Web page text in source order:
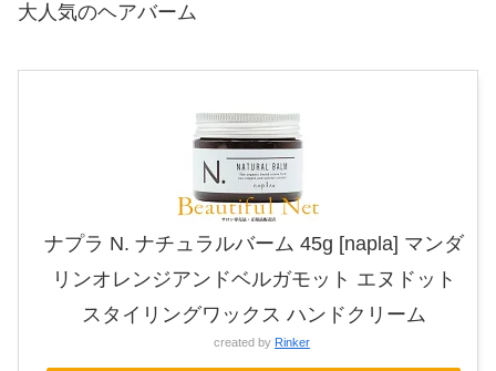
大人気のヘアバーム
ナプラ N. ナチュラルバーム 45g [napla] マンダ
リンオレンジアンドベルガモット エヌドット
スタイリングワックス ハンドクリーム
created by Rinker